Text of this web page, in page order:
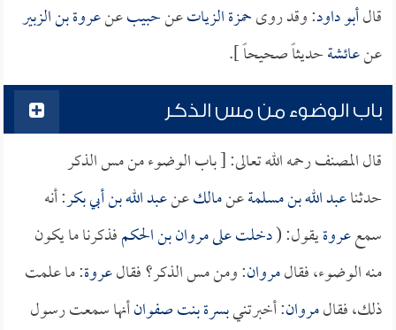
قالأبو داود: وقد روىحمزة الزياتعنحبيبعنعروة بن الزبير
عنعائشةحديثاً صحيحاً ].
باب الوضوء من مس الذكر
قال المصنف رحمه الله تعالى: [ باب الوضوء من مس الذكر
حدثناعبد الله بن مسلمةعنمالكعنعبد الله بن أبي بكر: أنه
سمععروةيقول: (دخلت علىمروان بن الحكمفذكرنا ما يكون
منه الوضوء، فقالمروان: ومن مس الذكر؟ فقالعروة: ما علمت
ذلك، فقالمروان: أخبرتنيبسرة بنت صفوانأنها سمعت رسول